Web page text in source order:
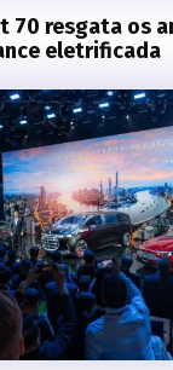
70 resgata os
eletrificada